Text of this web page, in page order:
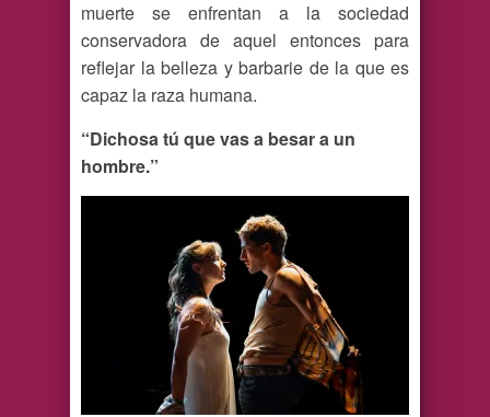
muerte se enfrentan a la sociedad
conservadora de aquel entonces para
reflejar la belleza y barbarie de la que es
capaz la raza humana.
“Dichosa tú que vas a besar a un
hombre.”